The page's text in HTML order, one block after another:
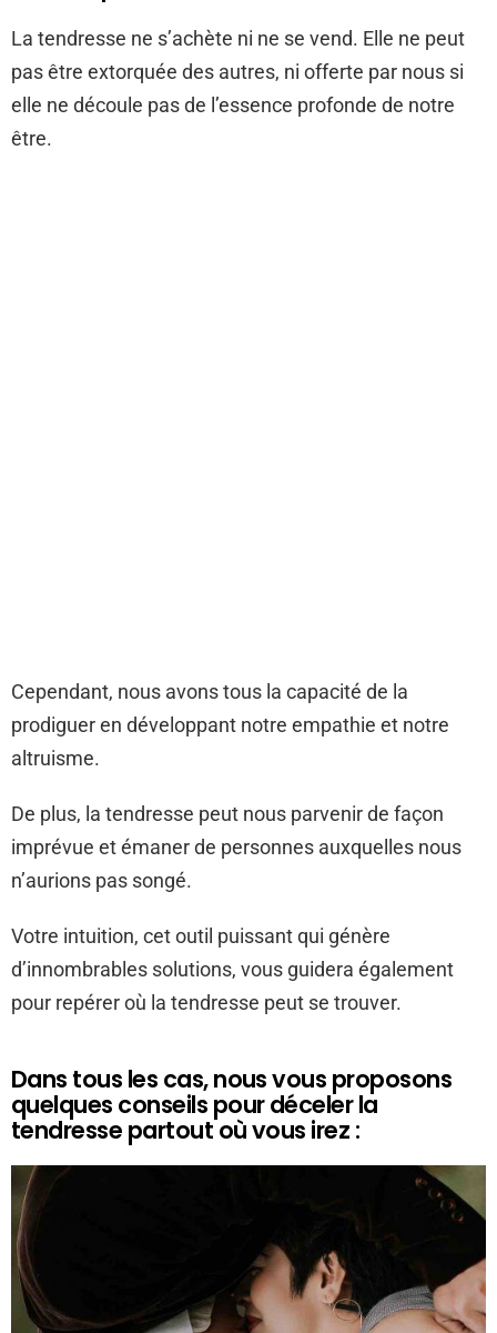
La tendresse ne s’achète ni ne se vend. Elle ne peut
pas être extorquée des autres, ni offerte par nous si
elle ne découle pas de l’essence profonde de notre
être.
Cependant, nous avons tous la capacité de la
prodiguer en développant notre empathie et notre
altruisme.
De plus, la tendresse peut nous parvenir de façon
imprévue et émaner de personnes auxquelles nous
n’aurions pas songé.
Votre intuition, cet outil puissant qui génère
d’innombrables solutions, vous guidera également
pour repérer où la tendresse peut se trouver.
Dans tous les cas, nous vous proposons
quelques conseils pour déceler la
tendresse partout où vous irez :